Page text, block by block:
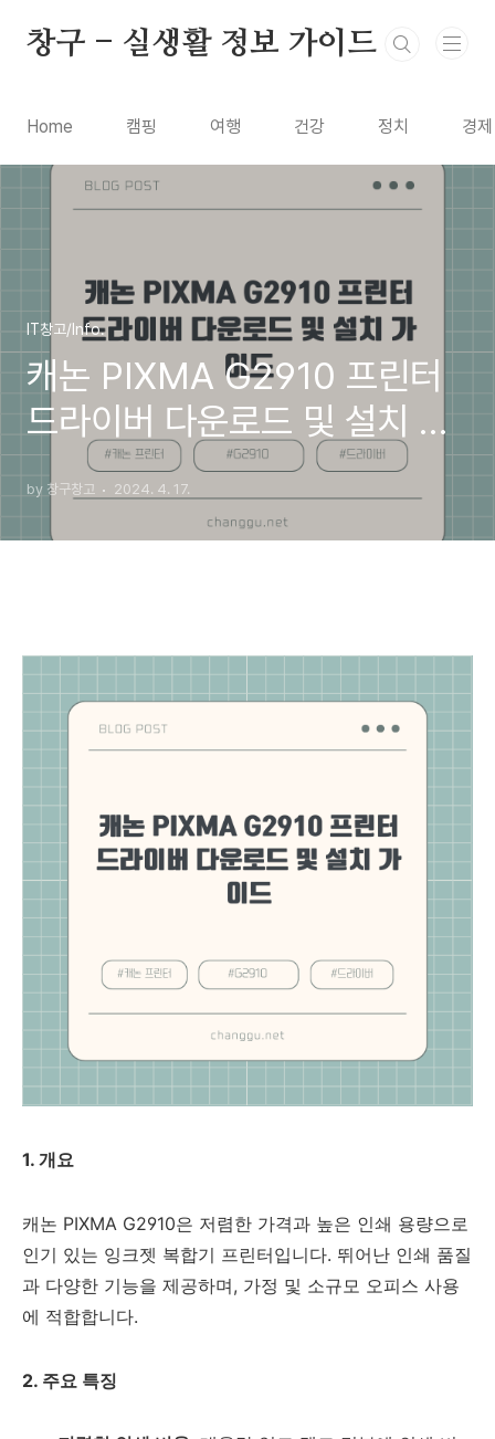
창구 - 실생활 정보 가이드
Home 캠핑 여행 건강 정치 경제
IT창고/Info.
캐논 PIXMA G2910 프린터
드라이버 다운로드 및 설치 가
이드
by 창구창고 2024. 4. 17.
1. 개요
캐논 PIXMA G2910은 저렴한 가격과 높은 인쇄 용량으로
인기 있는 잉크젯 복합기 프린터입니다. 뛰어난 인쇄 품질
과 다양한 기능을 제공하며, 가정 및 소규모 오피스 사용
에 적합합니다.
2. 주요 특징